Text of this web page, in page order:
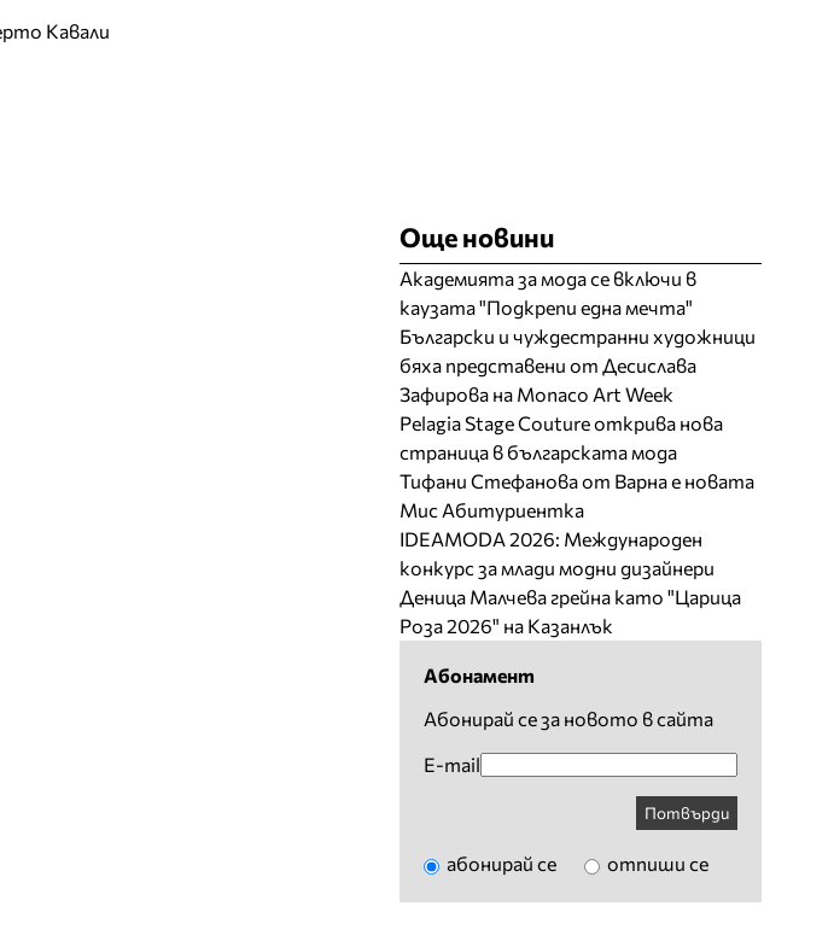
Кавали
Още новини
Академията за мода се включи в
каузата "Подкрепи една мечта"
Български и чуждестранни художници
бяха представени от Десислава
Зафирова на Monaco Art Week
Pelagia Stage Couture открива нова
страница в българската мода
Тифани Стефанова от Варна е новата
Мис Абитуриентка
IDEAMODA 2026: Международен
конкурс за млади модни дизайнери
Деница Малчева грейна като "Царица
Роза 2026" на Казанлък
Абонамент
Абонирай се за новото в сайта
E-mail
Потвърди
абонирай се отпиши се